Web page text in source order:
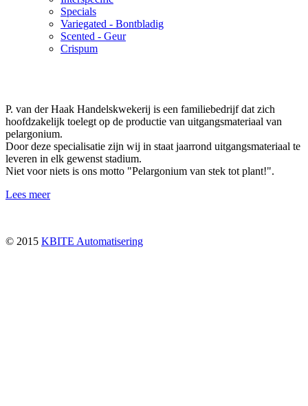
Specials
Variegated - Bontbladig
Scented - Geur
Crispum
P. van der Haak Handelskwekerij is een familiebedrijf dat zich
hoofdzakelijk toelegt op de productie van uitgangsmateriaal van
pelargonium.
Door deze specialisatie zijn wij in staat jaarrond uitgangsmateriaal te
leveren in elk gewenst stadium.
Niet voor niets is ons motto "Pelargonium van stek tot plant!".
Lees meer
© 2015 KBITE Automatisering